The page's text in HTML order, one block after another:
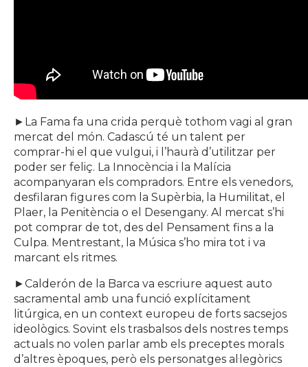
►La Fama fa una crida perquè tothom vagi al gran
mercat del món. Cadascú té un talent per
comprar-hi el que vulgui, i l’haurà d’utilitzar per
poder ser feliç. La Innocència i la Malícia
acompanyaran els compradors. Entre els venedors,
desfilaran figures com la Supèrbia, la Humilitat, el
Plaer, la Penitència o el Desengany. Al mercat s’hi
pot comprar de tot, des del Pensament fins a la
Culpa. Mentrestant, la Música s’ho mira tot i va
marcant els ritmes.
►Calderón de la Barca va escriure aquest auto
sacramental amb una funció explícitament
litúrgica, en un context europeu de forts sacsejos
ideològics. Sovint els trasbalsos dels nostres temps
actuals no volen parlar amb els preceptes morals
d’altres èpoques, però els personatges al·legòrics